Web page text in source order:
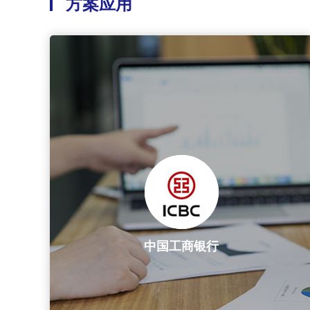
方案应用
中国工商银行